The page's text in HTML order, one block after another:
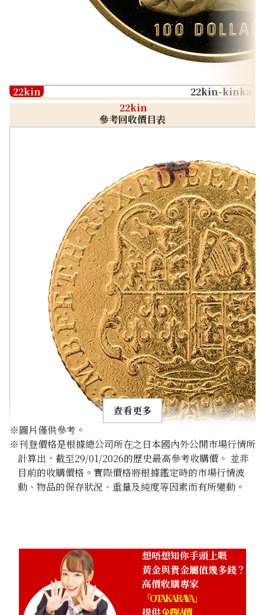
22kin
22kin-kinka
22kin
參考回收價目表
22K Gold (K22) George III Guinea Gold Coin
查看更多
※圖片僅供參考。
※刊登價格是根據總公司所在之日本國內外公開市場行情所
計算出，截至29/01/2026的歷史最高參考收購價。 並非
目前的收購價格。實際價格將根據鑑定時的市場行情波
動、物品的保存狀況、重量及純度等因素而有所變動。
想唔想知你手頭上嘅
黃金與貴金屬值幾多錢？
高價收購專家
「OTAKARAYA」